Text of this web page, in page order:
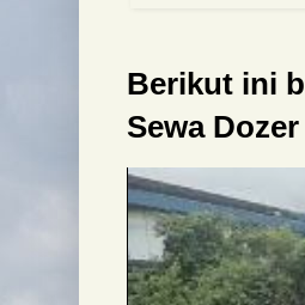
Berikut ini
Sewa